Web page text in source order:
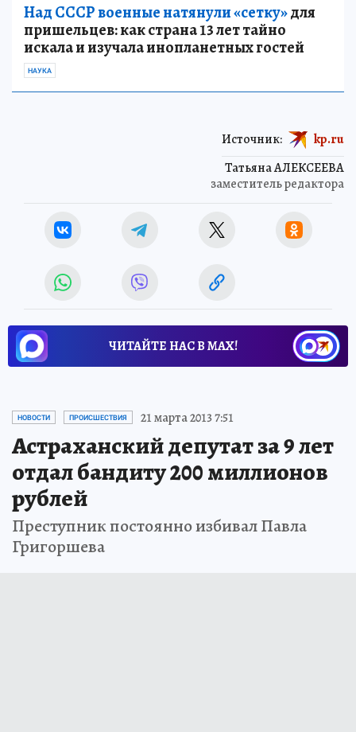
Над СССР военные натянули «сетку»для
пришельцев: как страна 13 лет тайно
искала и изучала инопланетных гостей
НАУКА
Татьяна АЛЕКСЕЕВА
заместитель редактора
Источник: kp.ru
ЧИТАЙТЕ НАС В МАХ!
НОВОСТИ ПРОИСШЕСТВИЯ 21 марта 2013 7:51
Астраханский депутат за 9 лет
отдал бандиту 200 миллионов
рублей
Преступник постоянно избивал Павла
Григоршева